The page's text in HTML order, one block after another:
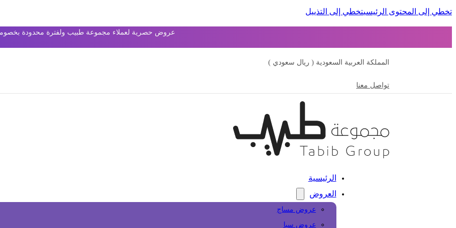
تخطي إلى المحتوى الرئيسيتخطي إلى التذييل
عروض حصرية لعملاء مجموعة طبيب ولفترة محدودة بخصومات
المملكة العربية السعودية ( ريال سعودي )
تواصل معنا
الرئيسية
العروض
عروض مساج
عروض سبا